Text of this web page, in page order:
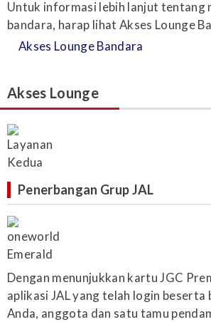
Untuk informasi lebih lanjut tentang
bandara, harap lihat Akses Lounge
Akses Lounge Bandara
Akses Lounge
Penerbangan Grup JAL
Dengan menunjukkan kartu JGC
aplikasi JAL yang telah login beserta
Anda, anggota dan satu tamu